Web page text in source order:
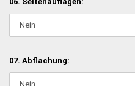
07. Abflachung: